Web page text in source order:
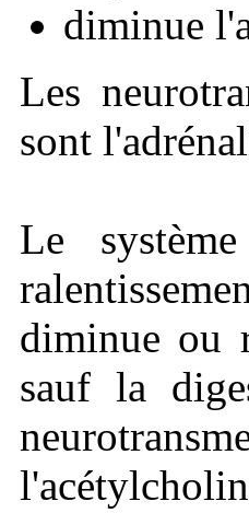
diminue
Les
sont
Le
diminue ou
sauf la